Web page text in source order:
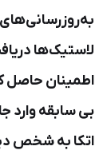
لاستیک‌ها
اطمینان حاصل
بی سابقه وارد
اتکا به شخص